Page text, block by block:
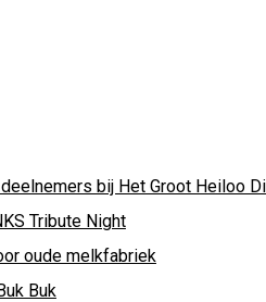
bij Het Groot Heiloo
Tribute Night
oude melkfabriek
Buk